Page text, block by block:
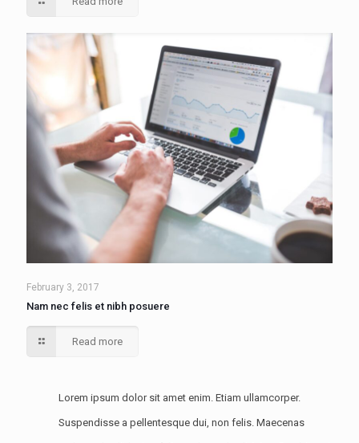
February 3, 2017
Nam nec felis et nibh posuere
Read more
Lorem ipsum dolor sit amet enim. Etiam ullamcorper.
Suspendisse a pellentesque dui, non felis. Maecenas